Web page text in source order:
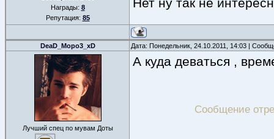
Награды: 8
Репутация: 85
DeaD_Mopo3_xD Дата: Понедельник, 24.10.2011, 14:03 |
Лучший спец по мувам Доты
А куда деваться ,
Сообщение